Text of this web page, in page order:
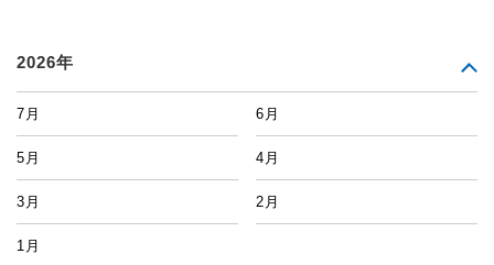
2026年
7月 6月
5月 4月
3月 2月
1月